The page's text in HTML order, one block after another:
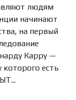
людям
начинают
на первый
Карру —
которого есть